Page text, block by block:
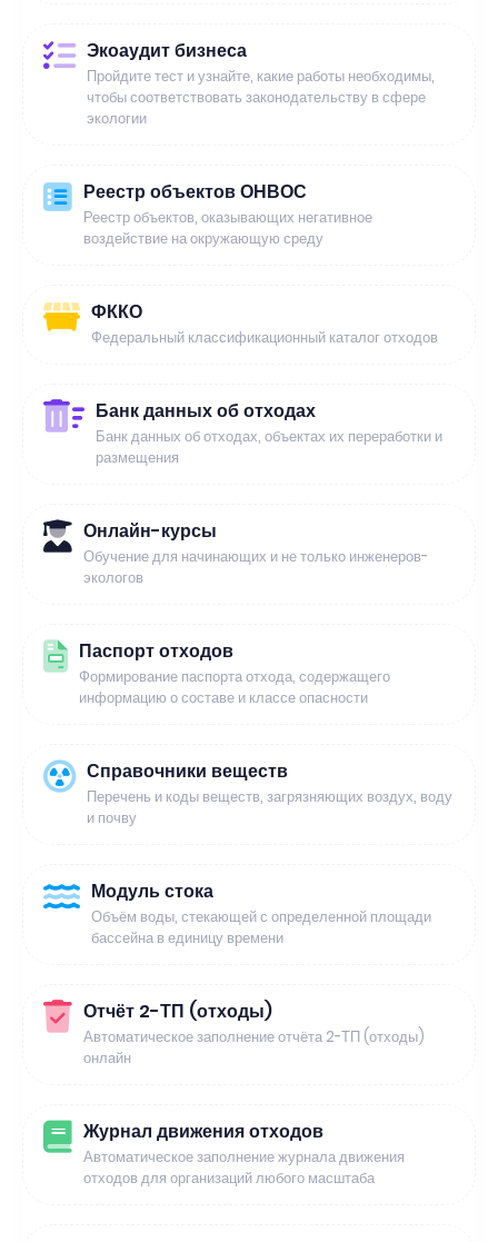
Экоаудит бизнеса
Пройдите тест и узнайте, какие работы необходимы,
чтобы соответствовать законодательству в сфере
экологии
Реестр объектов ОНВОС
Реестр объектов, оказывающих негативное
воздействие на окружающую среду
ФККО
Федеральный классификационный каталог отходов
Банк данных об отходах
Банк данных об отходах, объектах их переработки и
размещения
Онлайн-курсы
Обучение для начинающих и не только инженеров-
экологов
Паспорт отходов
Формирование паспорта отхода, содержащего
информацию о составе и классе опасности
Справочники веществ
Перечень и коды веществ, загрязняющих воздух, воду
и почву
Модуль стока
Объём воды, стекающей с определенной площади
бассейна в единицу времени
Отчёт 2-ТП (отходы)
Автоматическое заполнение отчёта 2-ТП (отходы)
онлайн
Журнал движения отходов
Автоматическое заполнение журнала движения
отходов для организаций любого масштаба